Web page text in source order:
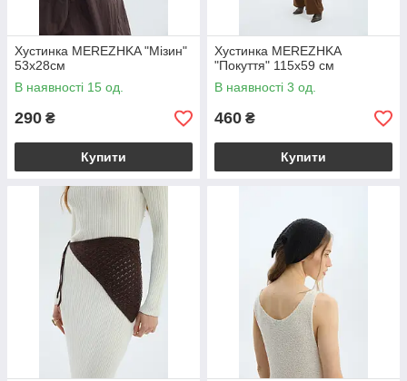
Хустинка MEREZHKA "Мізин"
53х28см
В наявності 15 од.
290 ₴
Купити
Хустинка MEREZHKA
"Покуття" 115х59 см
В наявності 3 од.
460 ₴
Купити